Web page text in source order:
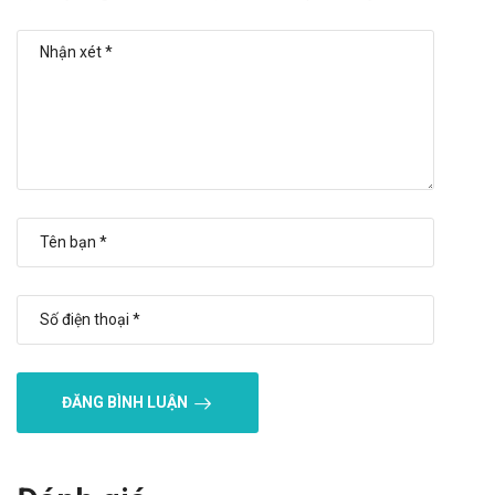
Lưu ý khi sử dụng Cratsuca Suspension
"Standard"
kiến của bác sĩ trước khi sử dụng.
Người già: Cần tham khảo ý kiến của bác sĩ khi sử dụng liều
lượng cho người trên 65 tuổi.
Ưu nhược điểm của Cratsuca Suspension
ĐĂNG BÌNH LUẬN